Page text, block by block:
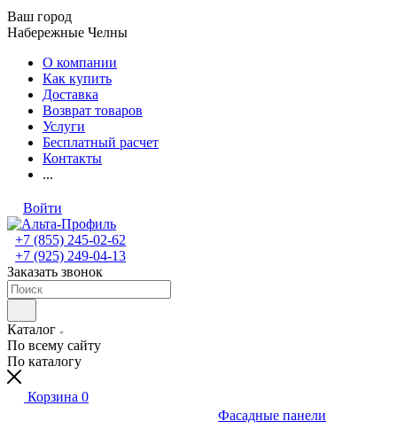
Ваш город
Набережные Челны
О компании
Как купить
Доставка
Возврат товаров
Услуги
Бесплатный расчет
Контакты
...
Войти
+7 (855) 245-02-62
+7 (925) 249-04-13
Заказать звонок
Каталог
По всему сайту
По каталогу
Корзина 0
Фасадные панели